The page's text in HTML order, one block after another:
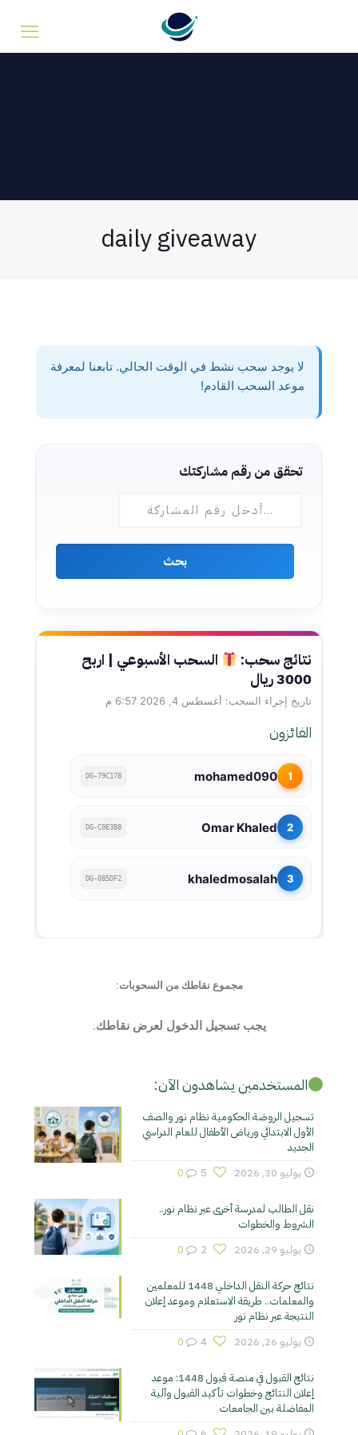
daily giveaway
لا يوجد سحب نشط في الوقت الحالي. تابعنا لمعرفة
موعد السحب القادم!
تحقق من رقم مشاركتك
بحث
نتائج سحب:
السحب الأسبوعي | اربح
3000 ريال
تاريخ إجراء السحب: أغسطس 4, 2026 6:57 م
الفائزون
1
mohamed090
DG-79C178
2
Omar Khaled
DG-C0E3B8
3
khaledmosalah
DG-085DF2
مجموع نقاطك من السحوبات:
يجب تسجيل الدخول لعرض نقاطك.
المستخدمين يشاهدون الآن:
تسجيل الروضة الحكومية نظام نور والصف
الأول الابتدائي ورياض الأطفال للعام الدراسي
الجديد
يوليو 30, 2026
0 5
نقل الطالب لمدرسة أخرى عبر نظام نور..
الشروط والخطوات
يوليو 29, 2026
0 2
نتائج حركة النقل الداخلي 1448 للمعلمين
والمعلمات.. طريقة الاستعلام وموعد إعلان
النتيجة عبر نظام نور
يوليو 26, 2026
0 4
نتائج القبول في منصة قبول 1448: موعد
إعلان النتائج وخطوات تأكيد القبول وآلية
المفاضلة بين الجامعات